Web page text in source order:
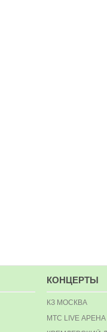
КОНЦЕРТЫ
КЗ МОСКВА
МТС LIVE АРЕНА